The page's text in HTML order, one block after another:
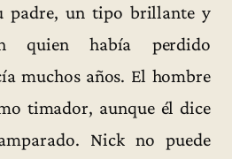
padre, un tipo brillante y
quien había perdido
muchos años. El hombre
timador, aunque él dice
Nick no puede